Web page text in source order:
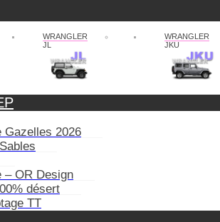
WRANGLER
JL
WRANGLER
JKU
Gazelles 2026
– OR Design
désert
TT